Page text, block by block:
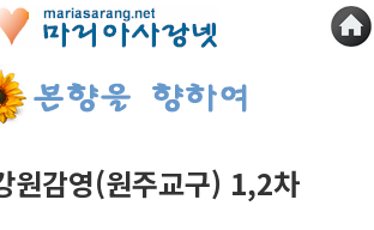
원감영(원주교구) 1,2차